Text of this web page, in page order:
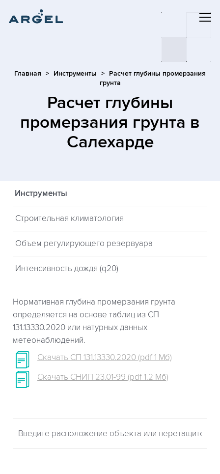
Главная Инструменты
Расчет глубины промерзания
грунта
Расчет глубины
промерзания грунта в
Салехарде
Инструменты
Строительная климатология
Объем регулирующего резервуара
Интенсивность дождя (q20)
Нормативная глубина промерзания грунта
определяется на основе таблиц из СП
131.13330.2020 или натурных данных
метеонаблюдений.
Скачать СП 131.13330.2020 (pdf 1 Мб)
Скачать СНИП 23.01-99 (pdf 1.2 Мб)